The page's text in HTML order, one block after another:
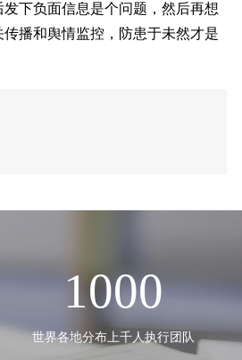
下负面信息是个问题，然后再想
播和舆情监控，防患于未然才是
1000
世界各地分布上千人执行团队